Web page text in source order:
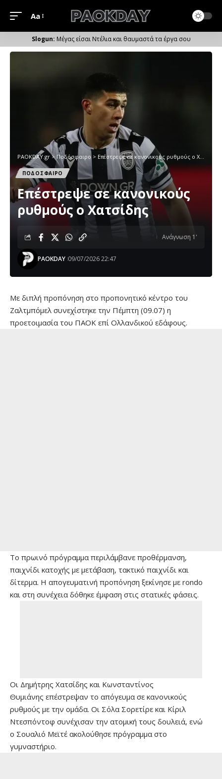
Μέγεθος
Γραμματοσειράς
Aa
Μέγας είσαι Ντέλια και θαυμαστά τα έργα σου
PAOKDAY.gr>Ποδόσφαιρο> Επέστρεψε σε κανονικούς ρυθμούς ο Χατσίδης
ΠΟΔΟΣΦΑΙΡΟ
Επέστρεψε σε κανονικούς
ρυθμούς ο Χατσίδης
PAOKDAY 09/07/2026 22:47
Ανάγνωση 1'
Με διπλή προπόνηση στο προπονητικό κέντρο του
Ζαλτμπόμελ συνεχίστηκε την Πέμπτη (09.07) η
προετοιμασία του ΠΑΟΚ επί Ολλανδικού εδάφους.
Το πρωινό πρόγραμμα περιλάμβανε προθέρμανση,
παιχνίδι κατοχής με μετάβαση, τακτικό παιχνίδι και
δίτερμα. Η απογευματινή προπόνηση ξεκίνησε με rondo
και στη συνέχεια δόθηκε έμφαση στις στατικές φάσεις.
Οι Δημήτρης Χατσίδης και Κωνσταντίνος
Θυμιάνης επέστρεψαν το απόγευμα σε κανονικούς
ρυθμούς με την ομάδα. Οι Σόλα Σορετίρε και Κίριλ
Ντεσπόντοφ συνέχισαν την ατομική τους δουλειά, ενώ
ο Σουαλιό Μεϊτέ ακολούθησε πρόγραμμα στο
γυμναστήριο.